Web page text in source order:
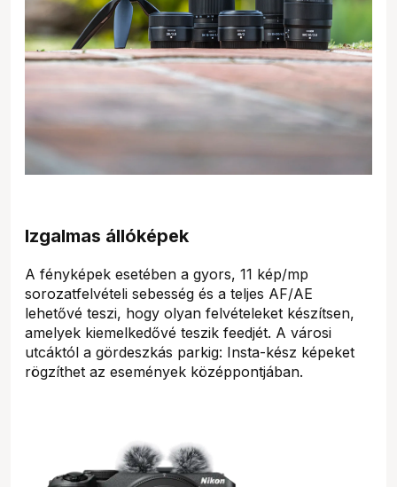
Izgalmas állóképek
A fényképek esetében a gyors, 11 kép/mp
sorozatfelvételi sebesség és a teljes AF/AE
lehetővé teszi, hogy olyan felvételeket készítsen,
amelyek kiemelkedővé teszik feedjét. A városi
utcáktól a gördeszkás parkig: Insta-kész képeket
rögzíthet az események középpontjában.